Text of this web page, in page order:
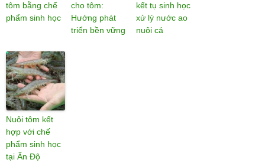
tôm bằng chế
phẩm sinh học
cho tôm:
Hướng phát
triển bền vững
kết tụ sinh học
xử lý nước ao
nuôi cá
Nuôi tôm kết
hợp với chế
phẩm sinh học
tại Ấn Độ